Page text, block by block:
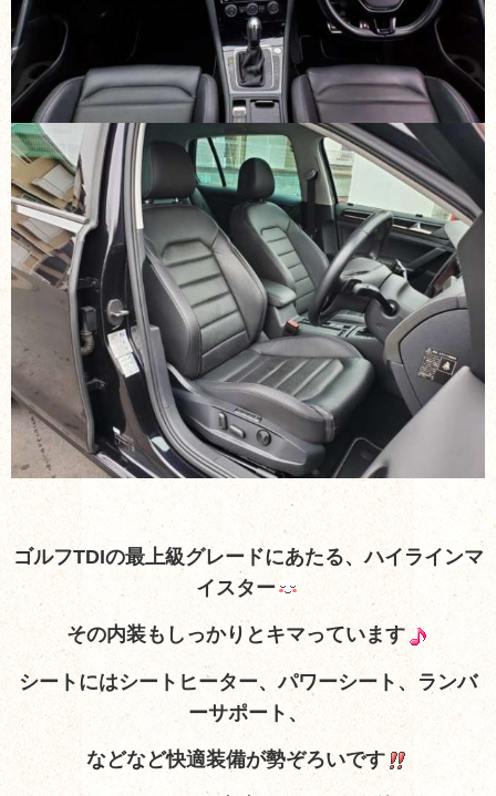
ゴルフTDIの最上級グレードにあたる、ハイラインマ
イスター
その内装もしっかりとキマっています
シートにはシートヒーター、パワーシート、ランバ
ーサポート、
などなど快適装備が勢ぞろいです